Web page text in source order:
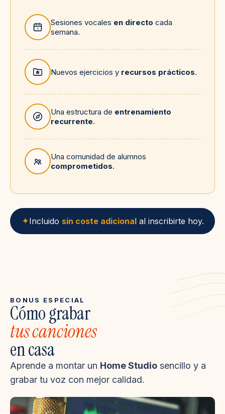
1
Sesiones vocales en directo cada
semana.
Nuevos ejercicios y recursos prácticos.
Una estructura de entrenamiento
recurrente.
Una comunidad de alumnos
comprometidos.
✦Incluido sin coste adicionalal inscribirte hoy.
BONUS ESPECIAL
Cómo grabar
tus canciones
en casa
Aprende a montar un Home Studio sencillo y a
grabar tu voz con mejor calidad.